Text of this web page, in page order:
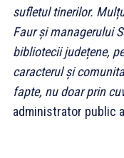
sufletul tinerilor.
Faur și managerului
bibliotecii județene,
caracterul și
fapte, nu doar prin
administrator public